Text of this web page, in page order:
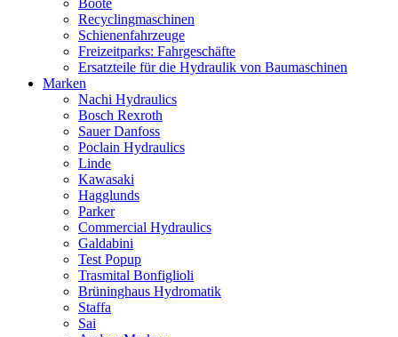
Boote
Recyclingmaschinen
Schienenfahrzeuge
Freizeitparks: Fahrgeschäfte
Ersatzteile für die Hydraulik von Baumaschinen
Marken
Nachi Hydraulics
Bosch Rexroth
Sauer Danfoss
Poclain Hydraulics
Linde
Kawasaki
Hagglunds
Parker
Commercial Hydraulics
Galdabini
Test Popup
Trasmital Bonfiglioli
Brüninghaus Hydromatik
Staffa
Sai